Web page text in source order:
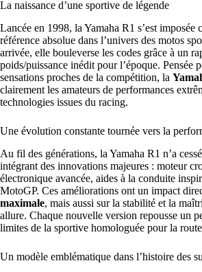
La naissance d’une sportive de légende
Lancée en 1998, la Yamaha R1 s’est imposée
référence absolue dans l’univers des motos
arrivée, elle bouleverse les codes grâce à un
poids/puissance inédit pour l’époque. Pensée
sensations proches de la compétition, la
clairement les amateurs de performances
technologies issues du racing.
Une évolution constante tournée vers la
Au fil des générations, la Yamaha R1 n’a
intégrant des innovations majeures : moteur
électronique avancée, aides à la conduite
MotoGP. Ces améliorations ont un impact
maximale, mais aussi sur la stabilité et la
allure. Chaque nouvelle version repousse un
limites de la sportive homologuée pour la
Un modèle emblématique dans l’histoire des